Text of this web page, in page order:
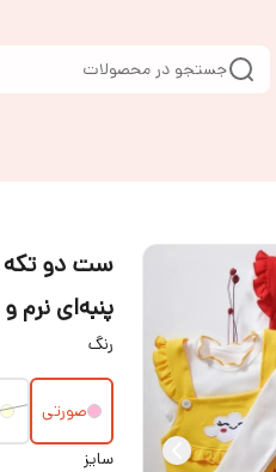
جستجو در محصولات
ست دو تکه
پنبه‌ای نرم و
رنگ
صورتی
سایز